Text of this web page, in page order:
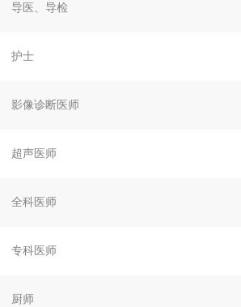
导医、导检
护士
影像诊断医师
超声医师
全科医师
专科医师
厨师